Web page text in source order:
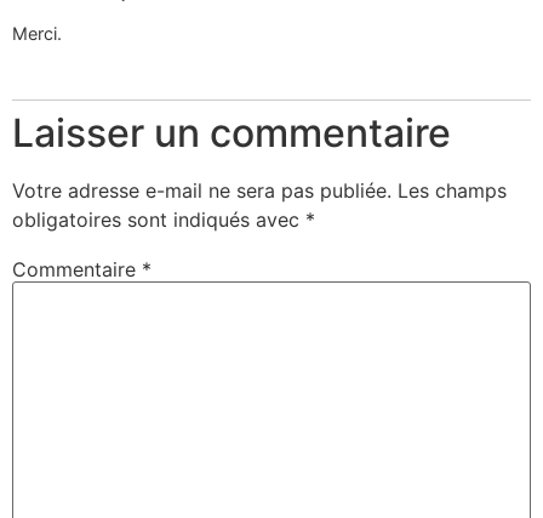
Merci.
Laisser un commentaire
Votre adresse e-mail ne sera pas publiée. Les champs
obligatoires sont indiqués avec *
Commentaire *